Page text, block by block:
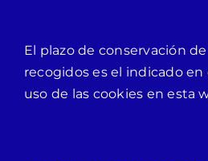
El plazo de conservación
recogidos es el indicado en
uso de las cookies en esta